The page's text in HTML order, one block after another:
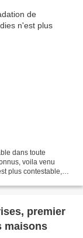
dans toute
voila venu
plus contestable,
premier
maisons